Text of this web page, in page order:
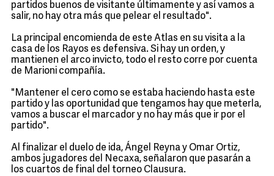
partidos buenos de visitante últimamente y así vamos a
salir, no hay otra más que pelear el resultado".
La principal encomienda de este Atlas en su visita a la
casa de los Rayos es defensiva. Si hay un orden, y
mantienen el arco invicto, todo el resto corre por cuenta
de Marioni compañía.
"Mantener el cero como se estaba haciendo hasta este
partido y las oportunidad que tengamos hay que meterla,
vamos a buscar el marcador y no hay más que ir por el
partido".
Al finalizar el duelo de ida, Ángel Reyna y Omar Ortiz,
ambos jugadores del Necaxa, señalaron que pasarán a
los cuartos de final del torneo Clausura.